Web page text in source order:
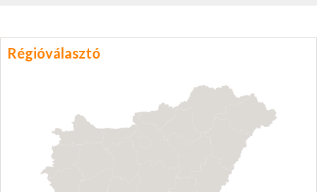
Régióválasztó